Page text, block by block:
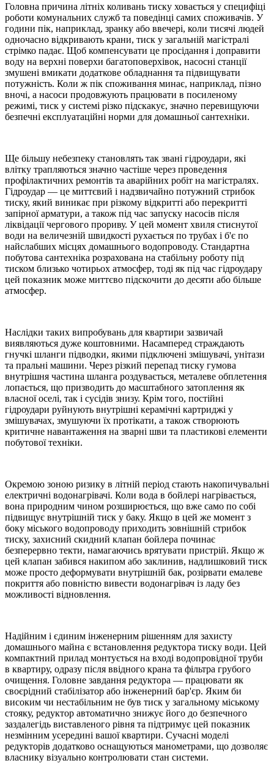
Головна причина літніх коливань тиску ховається у специфіці
роботи комунальних служб та поведінці самих споживачів. У
години пік, наприклад, зранку або ввечері, коли тисячі людей
одночасно відкривають крани, тиск у загальній магістралі
стрімко падає. Щоб компенсувати це просідання і доправити
воду на верхні поверхи багатоповерхівок, насосні станції
змушені вмикати додаткове обладнання та підвищувати
потужність. Коли ж пік споживання минає, наприклад, пізно
вночі, а насоси продовжують працювати в посиленому
режимі, тиск у системі різко підскакує, значно перевищуючи
безпечні експлуатаційні норми для домашньої сантехніки.
Ще більшу небезпеку становлять так звані гідроудари, які
влітку трапляються значно частіше через проведення
профілактичних ремонтів та аварійних робіт на магістралях.
Гідроудар — це миттєвий і надзвичайно потужний стрибок
тиску, який виникає при різкому відкритті або перекритті
запірної арматури, а також під час запуску насосів після
ліквідації чергового прориву. У цей момент хвиля стиснутої
води на величезній швидкості рухається по трубах і б'є по
найслабших місцях домашнього водопроводу. Стандартна
побутова сантехніка розрахована на стабільну роботу під
тиском близько чотирьох атмосфер, тоді як під час гідроудару
цей показник може миттєво підскочити до десяти або більше
атмосфер.
Наслідки таких випробувань для квартири зазвичай
виявляються дуже коштовними. Насамперед страждають
гнучкі шланги підводки, якими підключені змішувачі, унітази
та пральні машини. Через різкий перепад тиску гумова
внутрішня частина шланга роздувається, металеве обплетення
лопається, що призводить до масштабного затоплення як
власної оселі, так і сусідів знизу. Крім того, постійні
гідроудари руйнують внутрішні керамічні картриджі у
змішувачах, змушуючи їх протікати, а також створюють
критичне навантаження на зварні шви та пластикові елементи
побутової техніки.
Окремою зоною ризику в літній період стають накопичувальні
електричні водонагрівачі. Коли вода в бойлері нагрівається,
вона природним чином розширюється, що вже само по собі
підвищує внутрішній тиск у баку. Якщо в цей же момент з
боку міського водопроводу приходить зовнішній стрибок
тиску, захисний скидний клапан бойлера починає
безперервно текти, намагаючись врятувати пристрій. Якщо ж
цей клапан забився накипом або заклинив, надлишковий тиск
може просто деформувати внутрішній бак, розірвати емалеве
покриття або повністю вивести водонагрівач із ладу без
можливості відновлення.
Надійним і єдиним інженерним рішенням для захисту
домашнього майна є встановлення редуктора тиску води. Цей
компактний прилад монтується на вході водопровідної труби
в квартиру, одразу після ввідного крана та фільтра грубого
очищення. Головне завдання редуктора — працювати як
своєрідний стабілізатор або інженерний бар'єр. Яким би
високим чи нестабільним не був тиск у загальному міському
стояку, редуктор автоматично знижує його до безпечного
заздалегідь виставленого рівня та підтримує цей показник
незмінним усередині вашої квартири. Сучасні моделі
редукторів додатково оснащуються манометрами, що дозволяє
власнику візуально контролювати стан системи.